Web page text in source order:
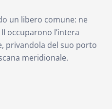
un libero comune: ne
occuparono l’intera
privandola del suo porto
meridionale.